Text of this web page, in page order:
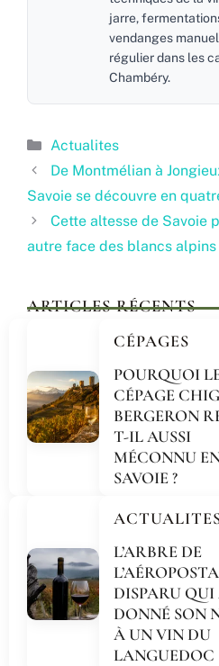
jarre,
vendanges
régulier dans les
Chambéry.
Catégories
Actualites
De Montmélian à
Savoie se découvre en
Cette altesse de Savoie
autre face des blancs alpins
ARTICLES RÉCENTS
CÉPAGES
POURQUOI
CÉPAGE
BERGERON
T-IL AUSSI
MÉCONNU
SAVOIE ?
L’ARBRE DE
DISPARU QUI
DONNÉ SON
À UN VIN DU
LANGUEDOC